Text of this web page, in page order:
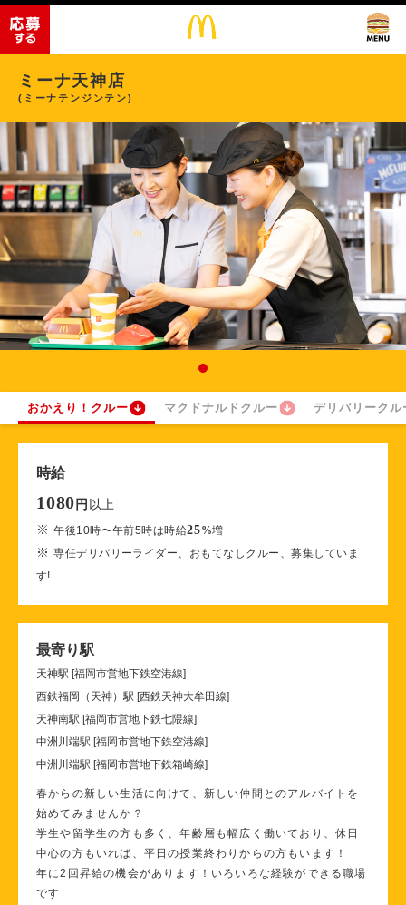
ミーナ天神店
(ミーナテンジンテン)
おかえり！クルー マクドナルドクルー デリバリークル
時給
1080 円 以上
※午後10時〜午前5時は時給25%増
※専任デリバリーライダー、おもてなしクルー、募集していま
す!
最寄り駅
天神駅 [福岡市営地下鉄空港線]
西鉄福岡（天神）駅 [西鉄天神大牟田線]
天神南駅 [福岡市営地下鉄七隈線]
中洲川端駅 [福岡市営地下鉄空港線]
中洲川端駅 [福岡市営地下鉄箱崎線]
春からの新しい生活に向けて、新しい仲間とのアルバイトを
始めてみませんか？
学生や留学生の方も多く、年齢層も幅広く働いており、休日
中心の方もいれば、平日の授業終わりからの方もいます！
年に2回昇給の機会があります！いろいろな経験ができる職場
です